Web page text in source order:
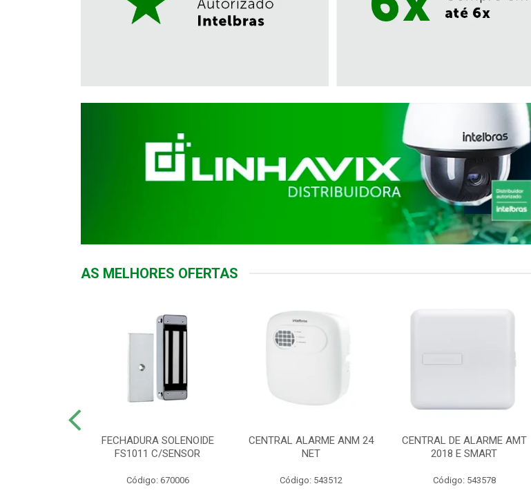
AS MELHORES OFERTAS
FECHADURA SOLENOIDE
FS1011 C/SENSOR
Código: 670006
CENTRAL ALARME ANM 24
NET
Código: 543512
CENTRAL DE ALARME AMT
2018 E SMART
Código: 543578